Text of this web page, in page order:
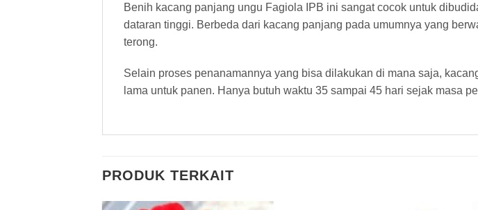
Benih kacang panjang ungu Fagiola IPB ini sangat cocok untuk
dataran tinggi. Berbeda dari kacang panjang pada umumnya yang
terong.
Selain proses penanamannya yang bisa dilakukan di mana saja,
lama untuk panen. Hanya butuh waktu 35 sampai 45 hari sejak masa
PRODUK TERKAIT